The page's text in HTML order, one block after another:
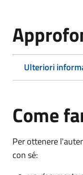
Ulteriori
Come
Per ottenere
con sé: